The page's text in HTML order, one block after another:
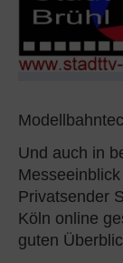
Und auch in
Privatsender
Köln online
guten